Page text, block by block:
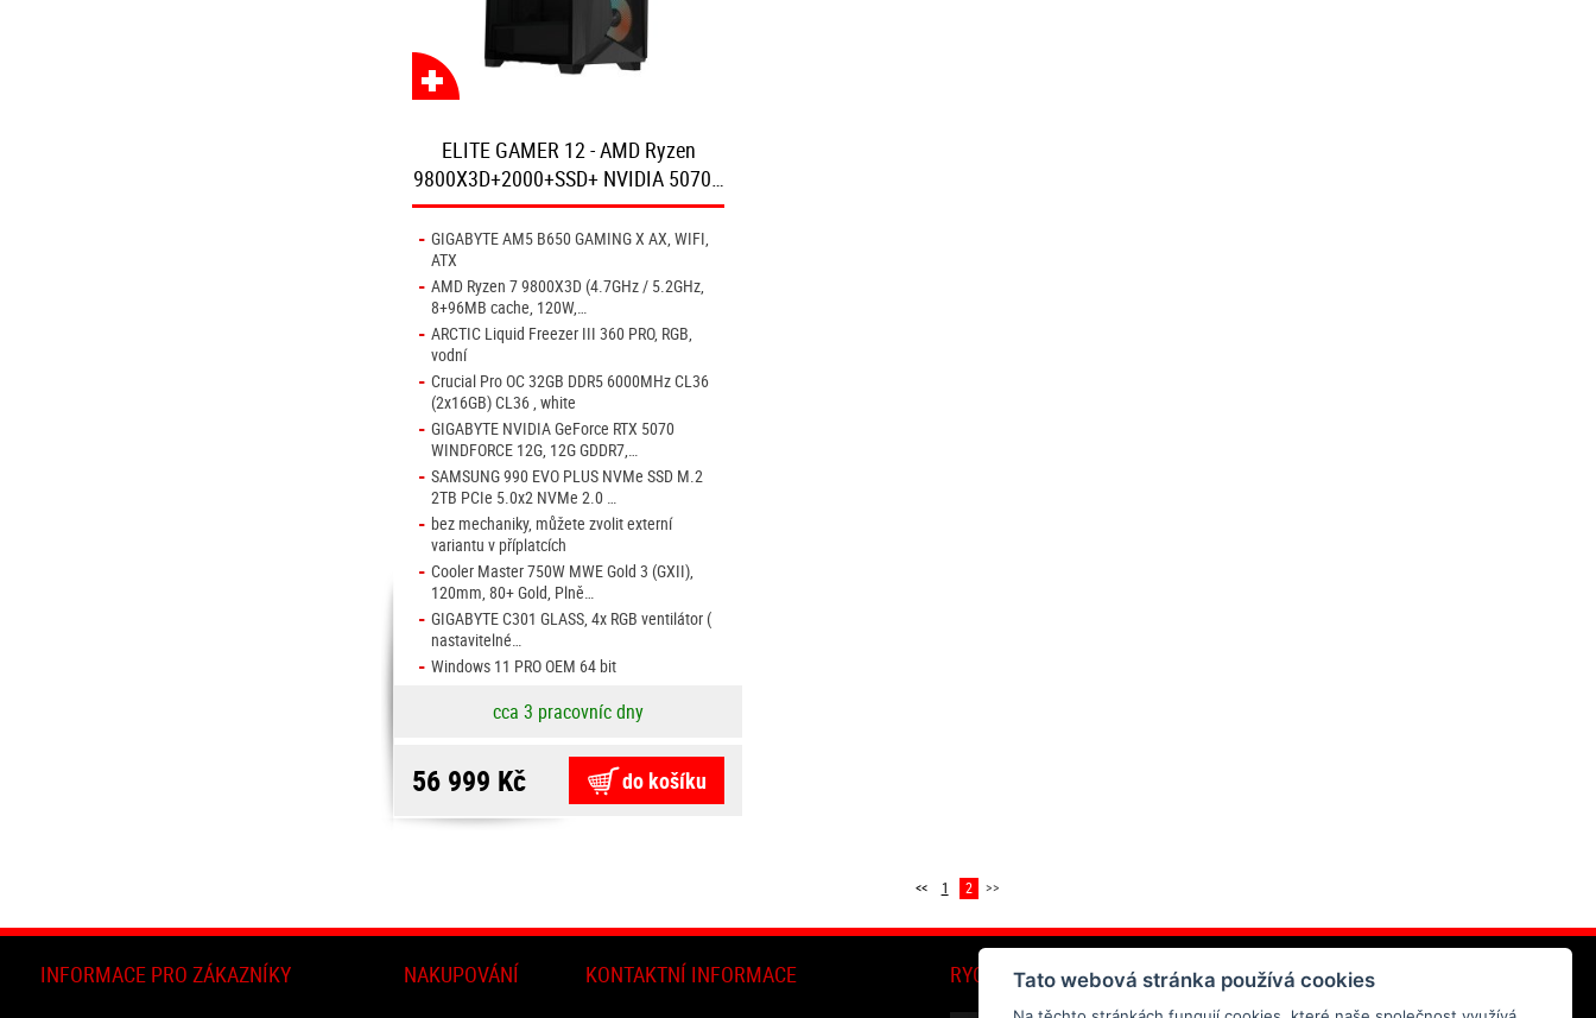
ELITE GAMER 12 - AMD Ryzen
9800X3D+2000+SSD+ NVIDIA 5070…
- GIGABYTE AM5 B650 GAMING X AX, WIFI,
ATX
- AMD Ryzen 7 9800X3D (4.7GHz / 5.2GHz,
8+96MB cache, 120W,…
- ARCTIC Liquid Freezer III 360 PRO, RGB,
vodní
- Crucial Pro OC 32GB DDR5 6000MHz CL36
(2x16GB) CL36 , white
- GIGABYTE NVIDIA GeForce RTX 5070
WINDFORCE 12G, 12G GDDR7,…
- SAMSUNG 990 EVO PLUS NVMe SSD M.2
2TB PCIe 5.0x2 NVMe 2.0 …
- bez mechaniky, můžete zvolit externí
variantu v příplatcích
- Cooler Master 750W MWE Gold 3 (GXII),
120mm, 80+ Gold, Plně…
- GIGABYTE C301 GLASS, 4x RGB ventilátor (
nastavitelné…
- Windows 11 PRO OEM 64 bit
cca 3 pracovníc dny
56 999 Kč do košíku
<< 1 2 >>
INFORMACE PRO ZÁKAZNÍKY NAKUPOVÁNÍ KONTAKTNÍ INFORMACE RYCHLÝ DOTAZTato webová stránka používá cookies